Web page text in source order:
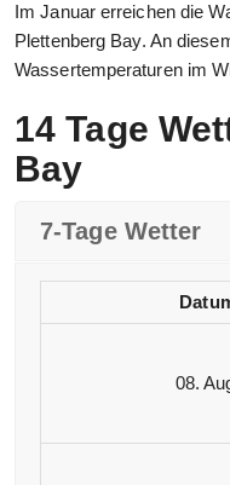
Im Januar erreichen die
Plettenberg Bay. An
Wassertemperaturen im
14 Tage
Bay
7-Tage Wetter
08.